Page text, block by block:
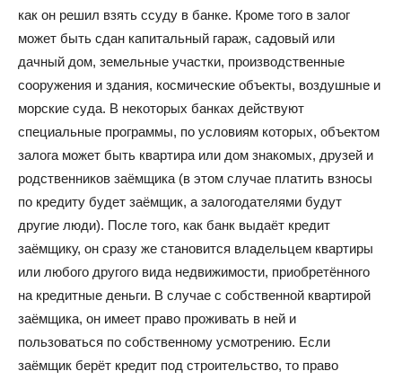
как он решил взять ссуду в банке. Кроме того в залог
может быть сдан капитальный гараж, садовый или
дачный дом, земельные участки, производственные
сооружения и здания, космические объекты, воздушные и
морские суда. В некоторых банках действуют
специальные программы, по условиям которых, объектом
залога может быть квартира или дом знакомых, друзей и
родственников заёмщика (в этом случае платить взносы
по кредиту будет заёмщик, а залогодателями будут
другие люди). После того, как банк выдаёт кредит
заёмщику, он сразу же становится владельцем квартиры
или любого другого вида недвижимости, приобретённого
на кредитные деньги. В случае с собственной квартирой
заёмщика, он имеет право проживать в ней и
пользоваться по собственному усмотрению. Если
заёмщик берёт кредит под строительство, то право